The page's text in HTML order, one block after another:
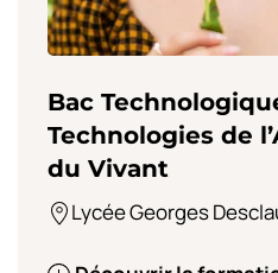
Bac
Technologies de
du Vivant
Lycée Georges